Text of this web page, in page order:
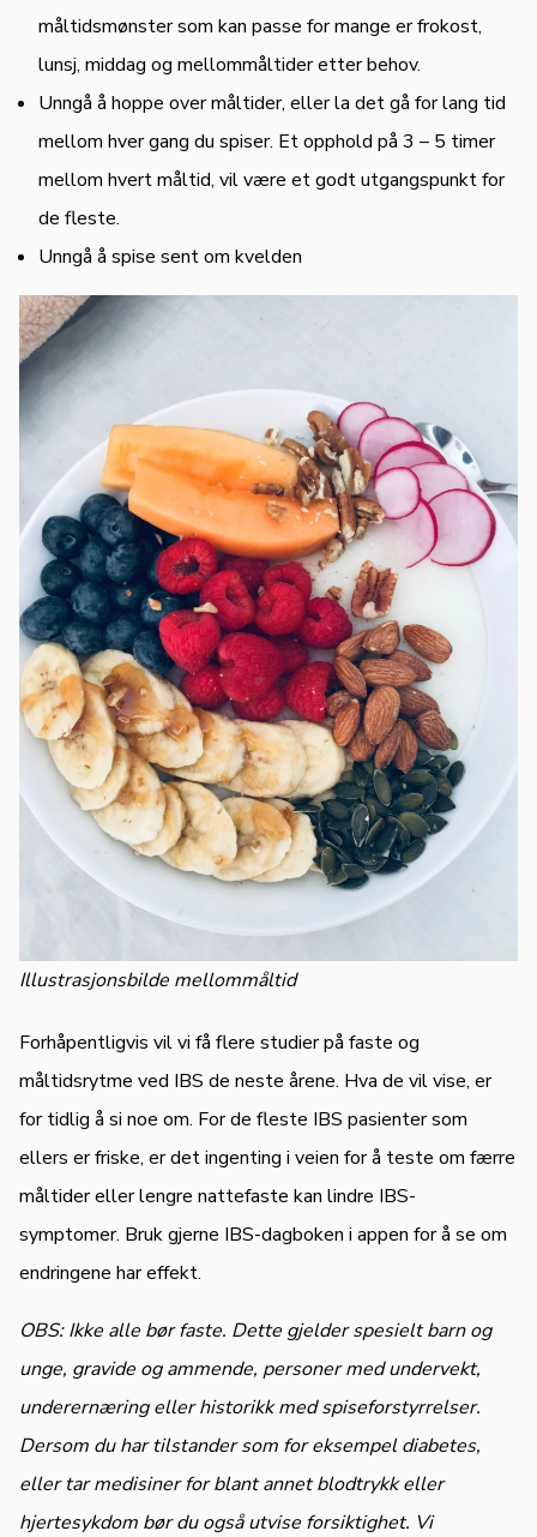
måltidsmønster som kan passe for mange er frokost,
lunsj, middag og mellommåltider etter behov.
Unngå å hoppe over måltider, eller la det gå for lang tid
mellom hver gang du spiser. Et opphold på 3 – 5 timer
mellom hvert måltid, vil være et godt utgangspunkt for
de fleste.
Unngå å spise sent om kvelden
Illustrasjonsbilde mellommåltid
Forhåpentligvis vil vi få flere studier på faste og
måltidsrytme ved IBS de neste årene. Hva de vil vise, er
for tidlig å si noe om. For de fleste IBS pasienter som
ellers er friske, er det ingenting i veien for å teste om færre
måltider eller lengre nattefaste kan lindre IBS-
symptomer. Bruk gjerne IBS-dagboken i appen for å se om
endringene har effekt.
OBS: Ikke alle bør faste. Dette gjelder spesielt barn og
unge, gravide og ammende, personer med undervekt,
underernæring eller historikk med spiseforstyrrelser.
Dersom du har tilstander som for eksempel diabetes,
eller tar medisiner for blant annet blodtrykk eller
hjertesykdom bør du også utvise forsiktighet. Vi